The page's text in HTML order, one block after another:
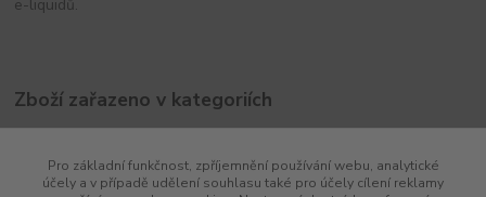
e-liquidů.
Zboží zařazeno v kategoriích
Náplně e-liquidy
Pro základní funkčnost, zpříjemnění používání webu, analytické
účely a v případě udělení souhlasu také pro účely cílení reklamy